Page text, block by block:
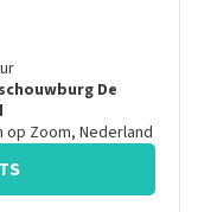
De
op Zoom, Nederland